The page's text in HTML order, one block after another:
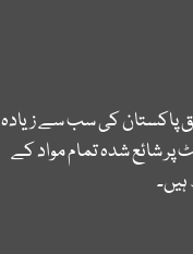
پاکستان کی سب سے زیادہ
شائع شدہ تمام مواد کے